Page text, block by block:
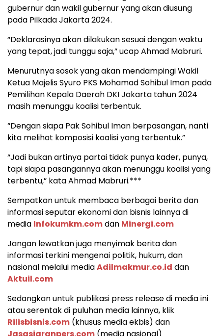
gubernur dan wakil gubernur yang akan diusung
pada Pilkada Jakarta 2024.
“Deklarasinya akan dilakukan sesuai dengan waktu
yang tepat, jadi tunggu saja,” ucap Ahmad Mabruri.
Menurutnya sosok yang akan mendampingi Wakil
Ketua Majelis Syuro PKS Mohamad Sohibul Iman pada
Pemilihan Kepala Daerah DKI Jakarta tahun 2024
masih menunggu koalisi terbentuk.
“Dengan siapa Pak Sohibul Iman berpasangan, nanti
kita melihat komposisi koalisi yang terbentuk.”
“Jadi bukan artinya partai tidak punya kader, punya,
tapi siapa pasangannya akan menunggu koalisi yang
terbentu,” kata Ahmad Mabruri.***
Sempatkan untuk membaca berbagai berita dan
informasi seputar ekonomi dan bisnis lainnya di
media Infokumkm.comdan Minergi.com
Jangan lewatkan juga menyimak berita dan
informasi terkini mengenai politik, hukum, dan
nasional melalui mediaAdilmakmur.co.id dan
Aktuil.com
Sedangkan untuk publikasi press release di media ini
atau serentak di puluhan media lainnya, klik
Rilisbisnis.com (khusus media ekbis) dan